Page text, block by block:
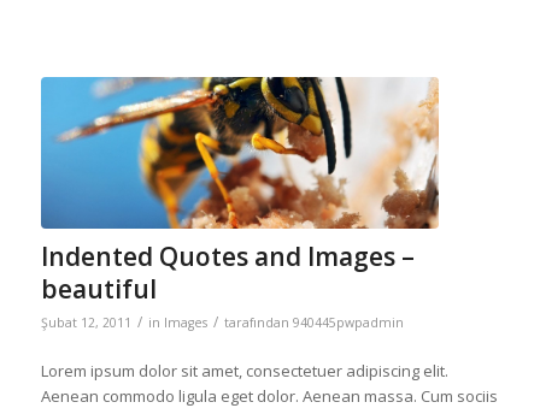
Indented Quotes and Images –
beautiful
Şubat 12, 2011 / in Images / tarafından 940445pwpadmin
Lorem ipsum dolor sit amet, consectetuer adipiscing elit.
Aenean commodo ligula eget dolor. Aenean massa. Cum sociis